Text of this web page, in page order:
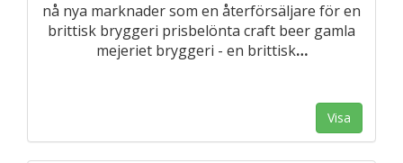
nå nya marknader som en återförsäljare för en
brittisk bryggeri prisbelönta craft beer gamla
mejeriet bryggeri - en brittisk…
Visa